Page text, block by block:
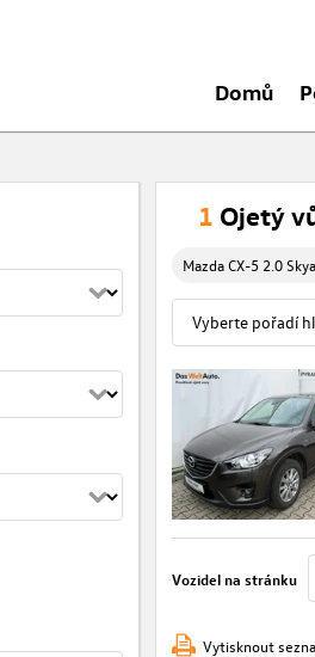
Domů
1 Ojetý
Mazda CX-5 2.0
Vozidel na stránku
Vytisknout